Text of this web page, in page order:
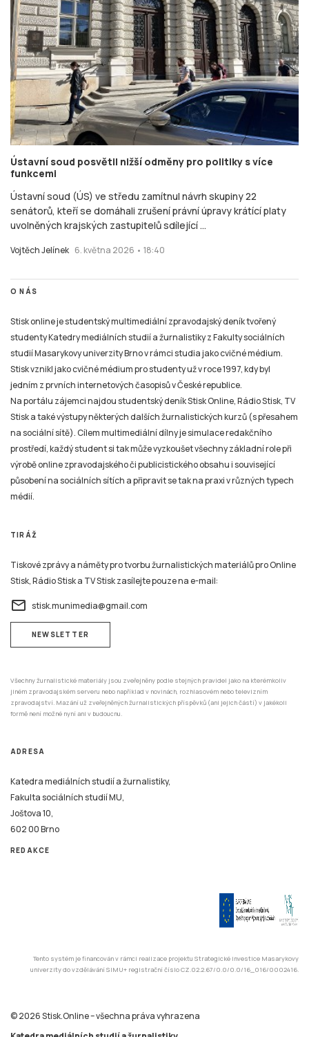
Ústavní soud posvětil nižší odměny pro politiky s více
funkcemi
Ústavní soud (ÚS) ve středu zamítnul návrh skupiny 22
senátorů, kteří se domáhali zrušení právní úpravy krátící platy
uvolněných krajských zastupitelů sdílející ...
Vojtěch Jelínek 6. května 2026 • 18:40
O NÁS
Stisk online je studentský multimediální zpravodajský deník tvořený
studenty Katedry mediálních studií a žurnalistiky z Fakulty sociálních
studií Masarykovy univerzity Brno v rámci studia jako cvičné médium.
Stisk vznikl jako cvičné médium pro studenty už v roce 1997, kdy byl
jedním z prvních internetových časopisů v České republice.
Na portálu zájemci najdou studentský deník Stisk Online, Rádio Stisk, TV
Stisk a také výstupy některých dalších žurnalistických kurzů (s přesahem
na sociální sítě). Cílem multimediální dílny je simulace redakčního
prostředí, každý student si tak může vyzkoušet všechny základní role při
výrobě online zpravodajského či publicistického obsahu i související
působení na sociálních sítích a připravit se tak na praxi v různých typech
médií.
TIRÁŽ
Tiskové zprávy a náměty pro tvorbu žurnalistických materiálů pro Online
Stisk, Rádio Stisk a TV Stisk zasílejte pouze na e-mail:
email stisk.munimedia@gmail.com
NEWSLETTER
Všechny žurnalistické materiály jsou zveřejněny podle stejných pravidel jako na kterémkoliv
jiném zpravodajském serveru nebo například v novinách, rozhlasovém nebo televizním
zpravodajství. Mazání už zveřejněných žurnalistických příspěvků (ani jejich částí) v jakékoli
formě není možné nyní ani v budoucnu.
ADRESA
Katedra mediálních studií a žurnalistiky,
Fakulta sociálních studií MU,
Joštova 10,
602 00 Brno
REDAKCE
Tento systém je financován v rámci realizace projektu Strategické investice Masarykovy
univerzity do vzdělávání SIMU+ registrační číslo CZ.02.2.67/0.0/0.0/16_016/0002416.
© 2026 Stisk.Online – všechna práva vyhrazena